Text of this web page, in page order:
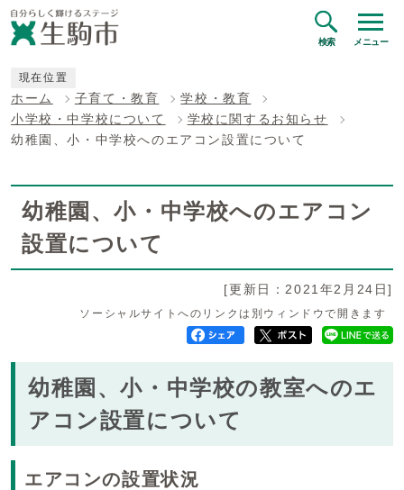
検索 メニュー
現在位置
ホーム 子育て・教育
学校・教育
小学校・中学校について
学校に関するお知らせ
幼稚園、小・中学校へのエアコン設置について
幼稚園、小・中学校へのエアコン
設置について
[更新日：2021年2月24日]
ソーシャルサイトへのリンクは別ウィンドウで開きます
幼稚園、小・中学校の教室へのエ
アコン設置について
エアコンの設置状況